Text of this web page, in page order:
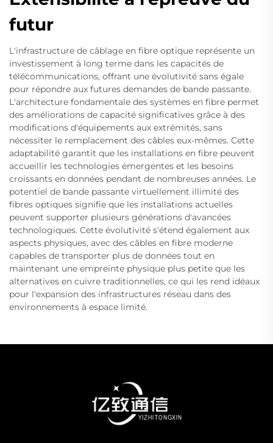
futur
L'infrastructure de câblage en fibre optique représente un
investissement à long terme dans les capacités de
télécommunications, offrant une évolutivité sans égale
pour répondre aux futures demandes de bande passante.
L'architecture fondamentale des systèmes en fibre permet
des améliorations de capacité significatives grâce à des
modifications d'équipements aux extrémités, sans
nécessiter le remplacement des câbles eux-mêmes. Cette
adaptabilité garantit que les installations en fibre peuvent
accueillir les technologies émergentes et les besoins
croissants en données pendant de nombreuses années. Le
potentiel de bande passante virtuellement illimité des
fibres optiques signifie que les installations actuelles
peuvent supporter plusieurs générations d'avancées
technologiques. Cette évolutivité s'étend également aux
aspects physiques, avec des câbles en fibre moderne
capables de transporter plus de données tout en
maintenant une empreinte physique plus petite que les
alternatives en cuivre traditionnelles, ce qui les rend idéaux
pour l'expansion des infrastructures réseau dans des
environnements à espace limité.